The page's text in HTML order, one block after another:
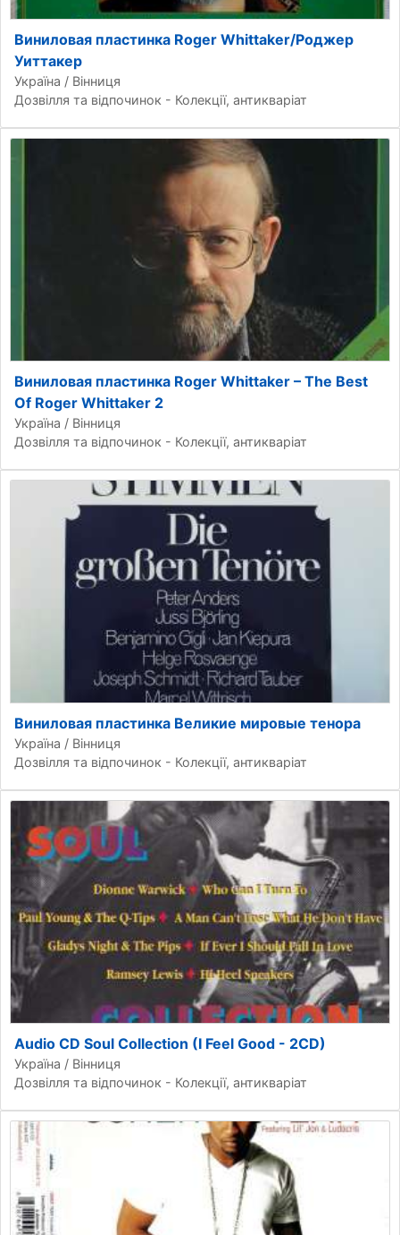
Виниловая пластинка Roger Whittaker/Роджер
Уиттакер
Україна / Вінниця
Дозвілля та відпочинок - Колекції, антикваріат
Виниловая пластинка Roger Whittaker – The Best
Of Roger Whittaker 2
Україна / Вінниця
Дозвілля та відпочинок - Колекції, антикваріат
Виниловая пластинка Великие мировые тенора
Україна / Вінниця
Дозвілля та відпочинок - Колекції, антикваріат
Audio CD Soul Collection (I Feel Good - 2CD)
Україна / Вінниця
Дозвілля та відпочинок - Колекції, антикваріат